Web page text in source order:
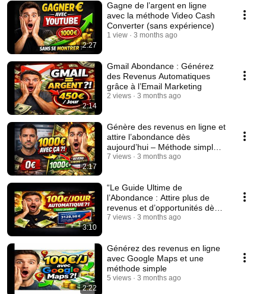
2:27
Gagne de l’argent en ligne
avec la méthode Video Cash
Converter (sans expérience)
1 view 3 months ago
2:14
Gmail Abondance : Générez
des Revenus Automatiques
grâce à l’Email Marketing
2 views 3 months ago
2:17
Génère des revenus en ligne et
attire l’abondance dès
aujourd’hui – Méthode simple
et accessible
7 views 3 months ago
3:10
“Le Guide Ultime de
l’Abondance : Attire plus de
revenus et d’opportunités dès
aujourd’hui”
7 views 3 months ago
2:22
Générez des revenus en ligne
avec Google Maps et une
méthode simple
5 views 3 months ago